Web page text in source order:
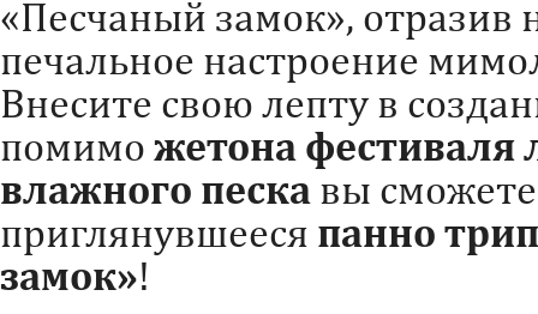
«Песчаный замок», отразив
печальное настроение
Внесите свою лепту в
помимо жетона фестиваля
влажного песка вы
приглянувшееся панно
замок»!